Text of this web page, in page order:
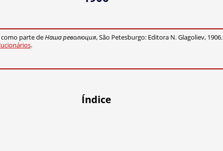
como parte deНаша революция, São Petesburgo: Editora N. Glagoliev, 1906.
.
Índice